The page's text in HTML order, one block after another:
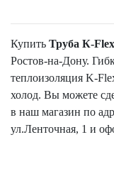
Купить Труба К-
Ростов-на-Дону.
теплоизоляция K-
холод. Вы можете
в наш магазин по
ул.Ленточная, 1 и